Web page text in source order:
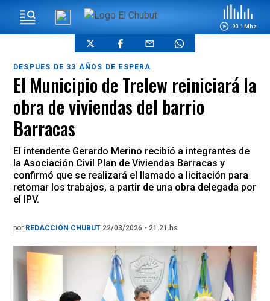
90.1 Mhz
DESPUES DE 33 AÑOS DE ESPERA
El Municipio de Trelew reiniciará la
obra de viviendas del barrio
Barracas
El intendente Gerardo Merino recibió a integrantes de
la Asociación Civil Plan de Viviendas Barracas y
confirmó que se realizará el llamado a licitación para
retomar los trabajos, a partir de una obra delegada por
el IPV.
por REDACCIÓN CHUBUT 22/03/2026 - 21.21.hs